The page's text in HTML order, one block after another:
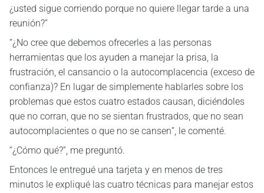
¿usted sigue corriendo porque no quiere llegar tarde a una
reunión?”
“¿No cree que debemos ofrecerles a las personas
herramientas que los ayuden a manejar la prisa, la
frustración, el cansancio o la autocomplacencia (exceso de
confianza)? En lugar de simplemente hablarles sobre los
problemas que estos cuatro estados causan, diciéndoles
que no corran, que no se sientan frustrados, que no sean
autocomplacientes o que no se cansen”, le comenté.
“¿Cómo qué?”, me preguntó.
Entonces le entregué una tarjeta y en menos de tres
minutos le expliqué las cuatro técnicas para manejar estos